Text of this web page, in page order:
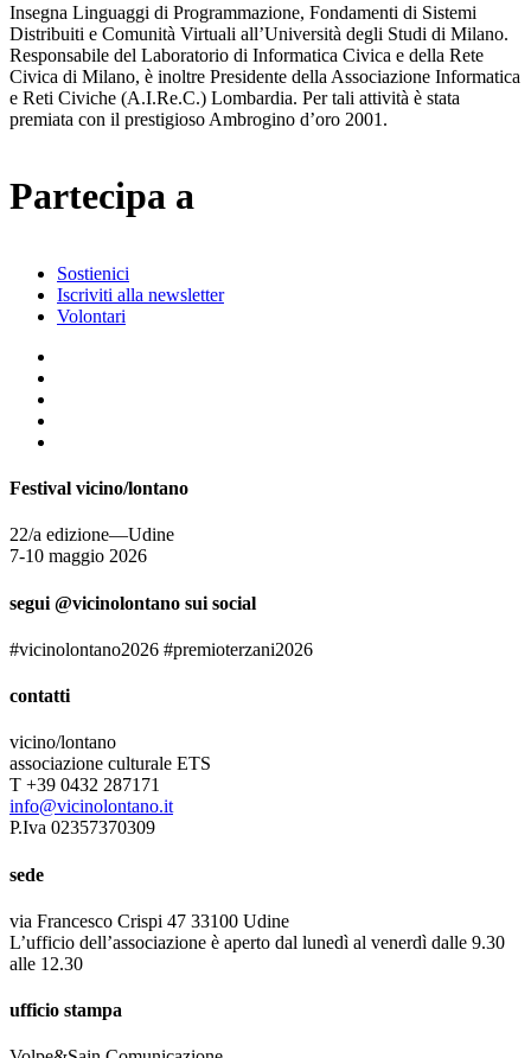
Insegna Linguaggi di Programmazione, Fondamenti di Sistemi
Distribuiti e Comunità Virtuali all’Università degli Studi di Milano.
Responsabile del Laboratorio di Informatica Civica e della Rete
Civica di Milano, è inoltre Presidente della Associazione Informatica
e Reti Civiche (A.I.Re.C.) Lombardia. Per tali attività è stata
premiata con il prestigioso Ambrogino d’oro 2001.
Partecipa a
Sostienici
Iscriviti alla newsletter
Volontari
Festival vicino/lontano
22/a edizione—Udine
7-10 maggio 2026
segui @vicinolontano sui social
#vicinolontano2026 #premioterzani2026
contatti
vicino/lontano
associazione culturale ETS
T +39 0432 287171
info@vicinolontano.it
P.Iva 02357370309
sede
via Francesco Crispi 47 33100 Udine
L’ufficio dell’associazione è aperto dal lunedì al venerdì dalle 9.30
alle 12.30
ufficio stampa